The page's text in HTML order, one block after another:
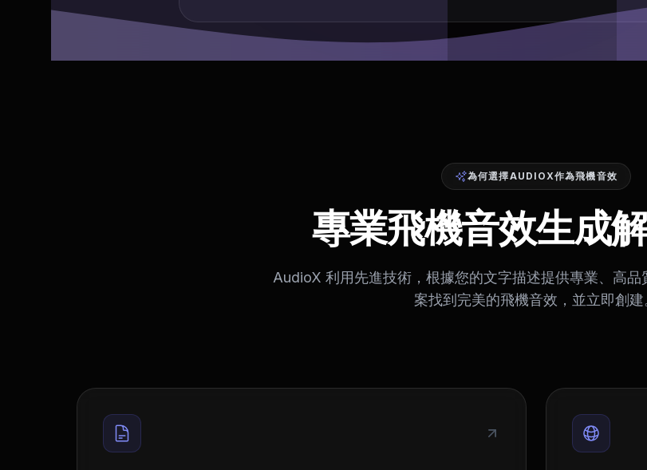
為何選擇AUDIOX作為飛機音效
專業飛機音效生成
AudioX 利用先進技術，根據您的文字描述提供專業、高
案找到完美的飛機音效，並立即創建